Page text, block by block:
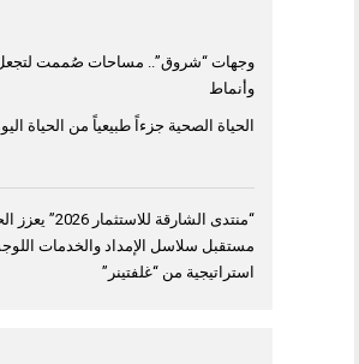
وجهات “شروق”.. مساحات صُممت لتجعل
وأنماط
الحياة الصحية جزءاً طبيعياً من الحياة
“منتدى الشارقة
مستقبل سلاسل الإمداد والخدمات
استراتيجية من “غلفتينر”